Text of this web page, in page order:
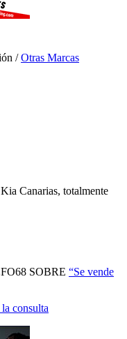
/
Canarias, totalmente
SOBRE
consulta